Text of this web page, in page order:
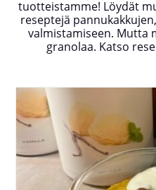
tuotteistamme! Löydät
reseptejä
valmistamiseen. Mutta
granolaa. Katso